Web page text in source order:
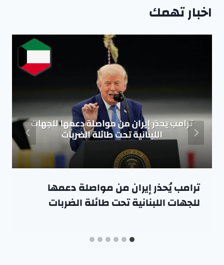
اخبار تهمك
ترامب يُحذر إيران من مواصلة دعمها
للجهات اللبنانية تحت طائلة الضربات